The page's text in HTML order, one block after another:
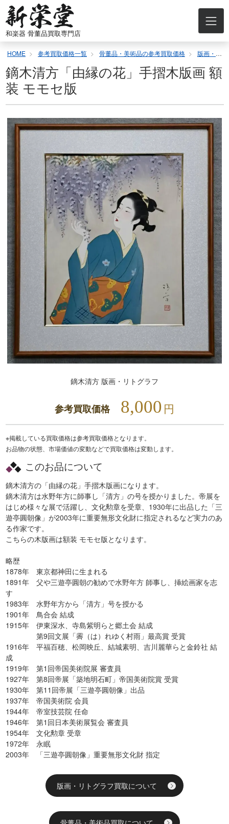
ン
ス
キ
ッ
プ
和楽器 骨董品買取専門店
HOME 参考買取価格一覧 骨董品・美術品の参考買取価格 版画・リトグラフの参考買取価格
鏑木清方「由縁の花」手摺木版画 額
装 モモセ版
鏑木清方 版画・リトグラフ
参考買取価格 8,000 円
※掲載している買取価格は参考買取価格となります。
お品物の状態、市場価値の変動などで買取価格は変動します。
このお品について
鏑木清方の「由縁の花」手摺木版画になります。
鏑木清方は水野年方に師事し「清方」の号を授かりました。帝展を
はじめ様々な展で活躍し、文化勲章を受章、1930年に出品した「三
遊亭圓朝像」が2003年に重要無形文化財に指定されるなど実力のあ
る作家です。
こちらの木版画は額装 モモセ版となります。
略歴
1878年 東京都神田に生まれる
1891年 父や三遊亭圓朝の勧めで水野年方 師事し、挿絵画家を志
す
1983年 水野年方から「清方」号を授かる
1901年 鳥合会 結成
1915年 伊東深水、寺島紫明らと郷土会 結成
第9回文展「霽（は）れゆく村雨」最高賞 受賞
1916年 平福百穂、松岡映丘、結城素明、吉川麗華らと金鈴社 結
成
1919年 第1回帝国美術院展 審査員
1927年 第8回帝展「築地明石町」帝国美術院賞 受賞
1930年 第11回帝展「三遊亭圓朝像」出品
1937年 帝国美術院 会員
1944年 帝室技芸院 任命
1946年 第1回日本美術展覧会 審査員
1954年 文化勲章 受章
1972年 永眠
2003年 「三遊亭圓朝像」重要無形文化財 指定
版画・リトグラフ買取について